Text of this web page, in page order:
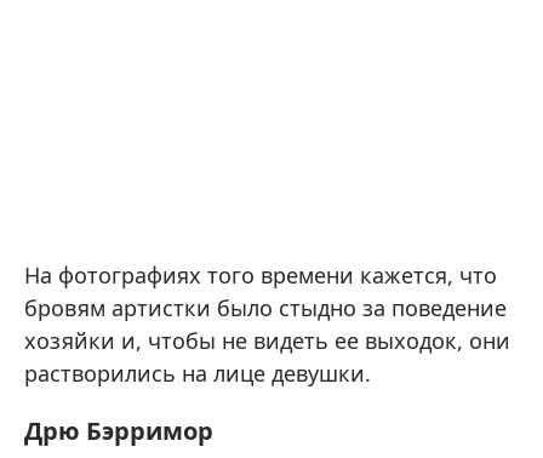
На фотографиях того времени кажется, что
бровям артистки было стыдно за поведение
хозяйки и, чтобы не видеть ее выходок, они
растворились на лице девушки.
Дрю Бэрримор